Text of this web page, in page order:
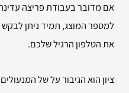
אם מדובר בעבודת פריצה
למספר המוצג, תמיד ניתן
את הטלפון הרגיל שלכם.
ציון הוא הגיבור על של